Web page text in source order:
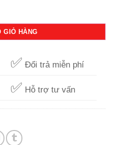
GIỎ HÀNG
✅ Đổi trả miễn phí
✅ Hỗ trợ tư vấn